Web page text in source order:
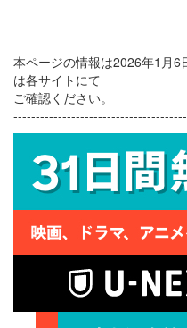
本ページの情報は2026年1月6
は各サイトにて
ご確認ください。